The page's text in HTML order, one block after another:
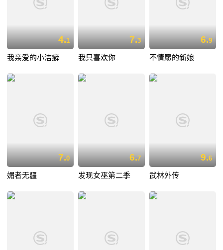
4.1
我亲爱的小洁癖
7.3
我只喜欢你
6.9
不情愿的新娘
7.0
媚者无疆
6.7
发现女巫第二季
9.6
武林外传